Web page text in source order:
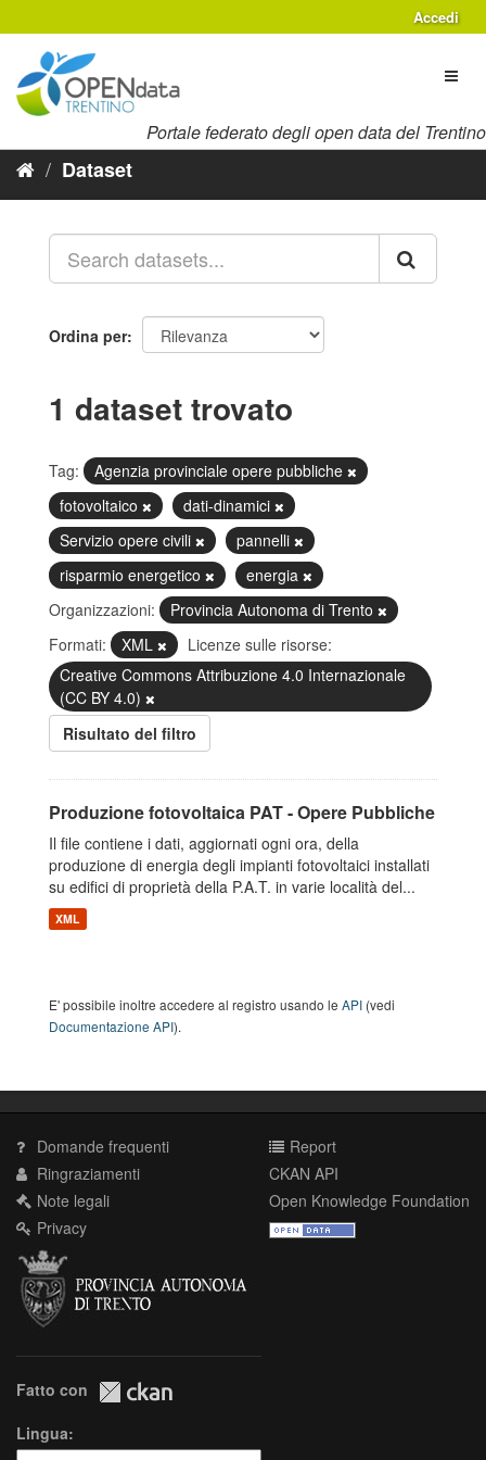
al
contenuto
Accedi
Portale federato degli open data del Trentino
Dataset
Ordina per
1 dataset trovato
Tag:
Agenzia provinciale opere pubbliche
fotovoltaico
dati-dinamici
Servizio opere civili
pannelli
risparmio energetico
energia
Organizzazioni:
Provincia Autonoma di Trento
Formati:
XML
Licenze sulle risorse:
Creative Commons Attribuzione 4.0 Internazionale
(CC BY 4.0)
Risultato del filtro
Produzione fotovoltaica PAT - Opere Pubbliche
Il file contiene i dati, aggiornati ogni ora, della
produzione di energia degli impianti fotovoltaici installati
su edifici di proprietà della P.A.T. in varie località del...
XML
E' possibile inoltre accedere al registro usando le API (vedi
Documentazione API).
Domande frequenti
Ringraziamenti
Note legali
Privacy
Report
CKAN API
Open Knowledge Foundation
Fatto con
Lingua